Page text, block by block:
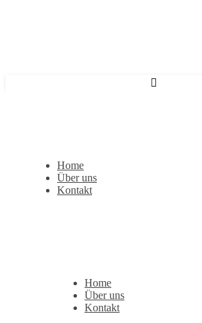
Home
Über uns
Kontakt
Home
Über uns
Kontakt